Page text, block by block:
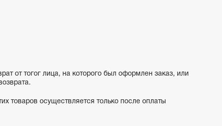
от тогог лица, на которого был оформлен заказ, или
товаров осуществляется только после оплаты